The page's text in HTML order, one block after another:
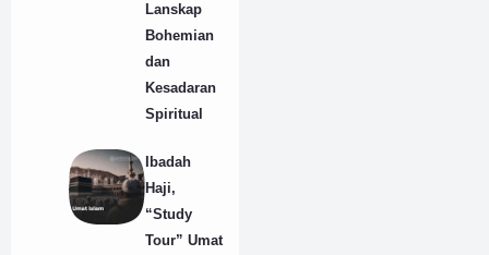
Lanskap
Bohemian
dan
Kesadaran
Spiritual
Ibadah
Haji,
“Study
Tour” Umat